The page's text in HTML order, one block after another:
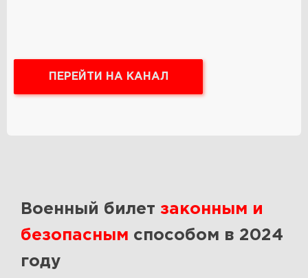
ПЕРЕЙТИ НА КАНАЛ
Военный билет законным и
безопасным способом в 2024
году